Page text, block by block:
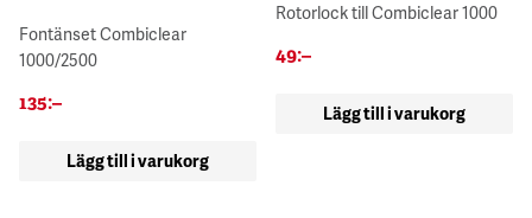
Fontänset Combiclear
1000/2500
135:–
Lägg till i varukorg
Rotorlock till Combiclear 1000
49:–
Lägg till i varukorg